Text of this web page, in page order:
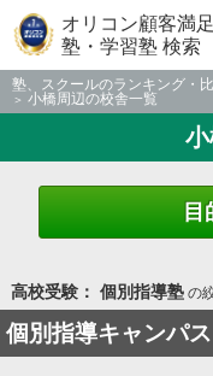
オリコン顧客満
塾・学習塾 検索
塾、スクールのランキング・
小橋周辺の校舎一覧
目
高校受験： 個別指導塾の
個別指導キャンパス